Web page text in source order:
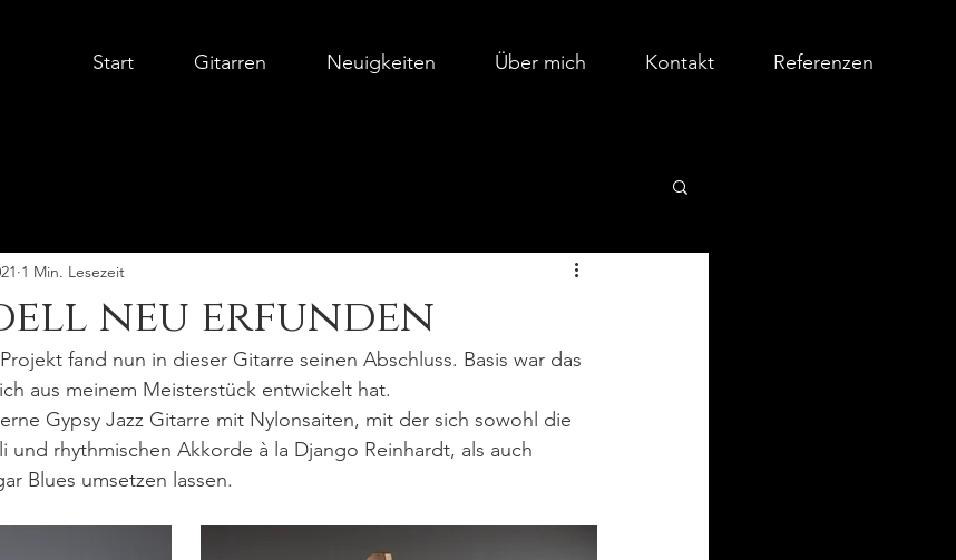
Start Gitarren Neuigkeiten Über mich Kontakt Referenzen
neu erfunden
1 Min. Lesezeit
fand nun in dieser Gitarre seinen Abschluss. Basis war das
aus meinem Meisterstück entwickelt hat.
Gypsy Jazz Gitarre mit Nylonsaiten, mit der sich sowohl die
und rhythmischen Akkorde à la Django Reinhardt, als auch
Blues umsetzen lassen.